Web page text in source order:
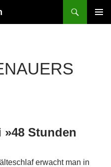
Stunden
erwacht man in